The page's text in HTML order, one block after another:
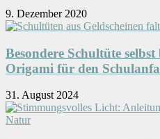
9. Dezember 2020
Besondere Schultüte
Origami für den
31. August 2024